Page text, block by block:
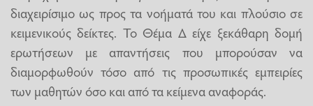
διαχειρίσιμο ως προς τα νοήματά του και πλούσιο σε
κειμενικούς δείκτες. Το Θέμα Δ είχε ξεκάθαρη δομή
ερωτήσεων με απαντήσεις που μπορούσαν να
διαμορφωθούν τόσο από τις προσωπικές εμπειρίες
των μαθητών όσο και από τα κείμενα αναφοράς.